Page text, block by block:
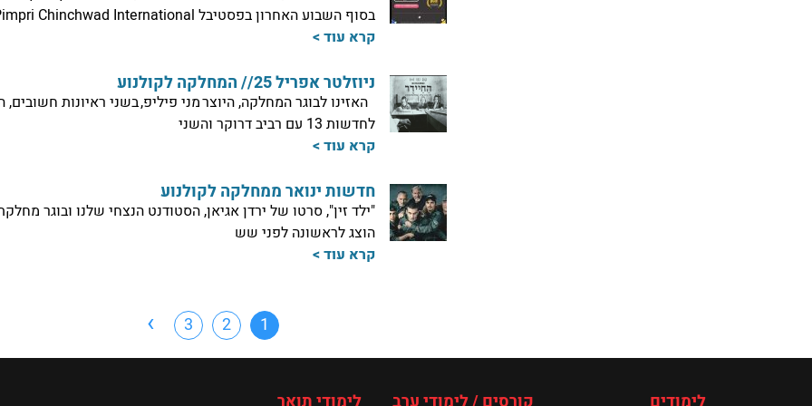
בסוף השבוע האחרון בפסטיבל Pimpri Chinchwad International
קרא עוד >
ניוזלטר אפריל 25// המחלקה לקולנוע
האזינו לבוגר המחלקה, היוצר מני פיליפ, בשני ראיונות
לחדשות 13 עם רביב דרוקר והשני
קרא עוד >
חדשות ינואר ממחלקה לקולנוע
"ילד זין", סרטו של ירדן אגיאן, הסטודנט הנצחי שלנו ובוגר
הוצג לראשונה לפני שש
קרא עוד >
1
2
3
›